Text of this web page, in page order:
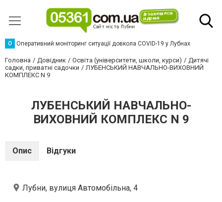
О Оперативний моніторинг ситуації довкола COVID-19 у Лубнах
Головна Довідник Освіта (університети, школи, курси)
Дитячі
садки, приватні садочки
ЛУБЕНСЬКИЙ НАВЧАЛЬНО-ВИХОВНИЙ
КОМПЛЕКС N 9
ЛУБЕНСЬКИЙ НАВЧАЛЬНО-
ВИХОВНИЙ КОМПЛЕКС N 9
Опис Відгуки
Лубни, вулиця Автомобільна, 4